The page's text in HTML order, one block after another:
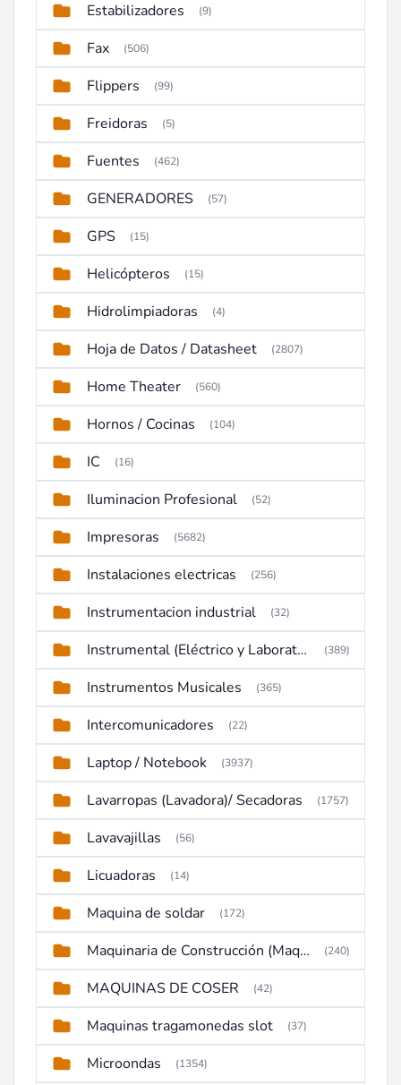
Estabilizadores (9)
Fax (506)
Flippers (99)
Freidoras (5)
Fuentes (462)
GENERADORES (57)
GPS (15)
Helicópteros (15)
Hidrolimpiadoras (4)
Hoja de Datos / Datasheet (2807)
Home Theater (560)
Hornos / Cocinas (104)
IC (16)
Iluminacion Profesional (52)
Impresoras (5682)
Instalaciones electricas (256)
Instrumentacion industrial (32)
Instrumental (Eléctrico y Laboratorio) (389)
Instrumentos Musicales (365)
Intercomunicadores (22)
Laptop / Notebook (3937)
Lavarropas (Lavadora)/ Secadoras (1757)
Lavavajillas (56)
Licuadoras (14)
Maquina de soldar (172)
Maquinaria de Construcción (Maquinaria Pesada) (240)
MAQUINAS DE COSER (42)
Maquinas tragamonedas slot (37)
Microondas (1354)